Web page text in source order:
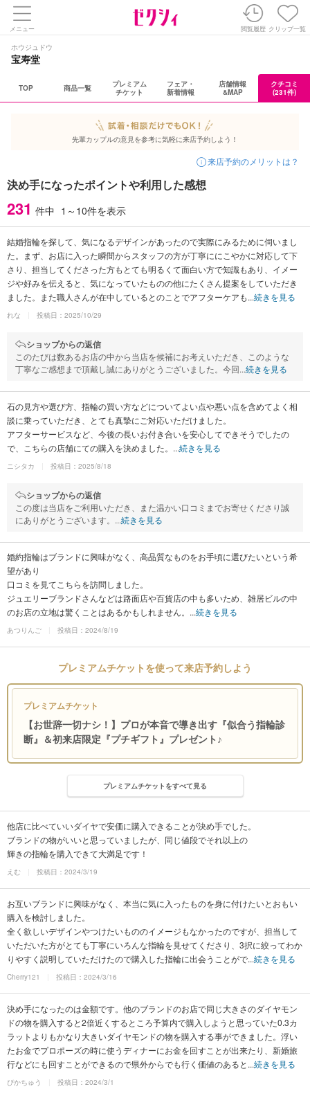
メニュー 閲覧履歴 クリップ一覧
ホウジュドウ
宝寿堂
TOP 商品一覧
プレミアム
チケット
フェア・
新着情報
店舗情報
&MAP
クチコミ
(231件)
先輩カップルの意見を参考に気軽に来店予約しよう！
来店予約のメリットは？
決め手になったポイントや利用した感想
231 件中 1～10件を表示
結婚指輪を探して、気になるデザインがあったので実際にみるために伺いまし
た。まず、お店に入った瞬間からスタッフの方が丁寧ににこやかに対応して下
さり、担当してくださった方もとても明るくて面白い方で知識もあり、イメー
ジや好みを伝えると、気になっていたものの他にたくさん提案をしていただき
ました。また職人さんが在中しているとのことでアフターケアも...続きを見る
れな 投稿日：2025/10/29
ショップからの返信
このたびは数あるお店の中から当店を候補にお考えいただき、このような
丁寧なご感想まで頂戴し誠にありがとうございました。今回...続きを見る
石の見方や選び方、指輪の買い方などについてよい点や悪い点を含めてよく相
談に乗っていただき、とても真摯にご対応いただけました。
アフターサービスなど、今後の長いお付き合いを安心してできそうでしたの
で、こちらの店舗にての購入を決めました。...続きを見る
ニシタカ 投稿日：2025/8/18
ショップからの返信
この度は当店をご利用いただき、また温かい口コミまでお寄せくださり誠
にありがとうございます。...続きを見る
婚約指輪はブランドに興味がなく、高品質なものをお手頃に選びたいという希
望があり
口コミを見てこちらを訪問しました。
ジュエリーブランドさんなどは路面店や百貨店の中も多いため、雑居ビルの中
のお店の立地は驚くことはあるかもしれません。...続きを見る
あつりんご 投稿日：2024/8/19
プレミアムチケットを使って来店予約しよう
プレミアムチケット
【お世辞一切ナシ！】プロが本音で導き出す『似合う指輪診
断』＆初来店限定『プチギフト』プレゼント♪
プレミアムチケットをすべて見る
他店に比べていいダイヤで安価に購入できることが決め手でした。
ブランドの物がいいと思っていましたが、同じ値段でそれ以上の
輝きの指輪を購入できて大満足です！
えむ 投稿日：2024/3/19
お互いブランドに興味がなく、本当に気に入ったものを身に付けたいとおもい
購入を検討しました。
全く欲しいデザインやつけたいもののイメージもなかったのですが、担当して
いただいた方がとても丁寧にいろんな指輪を見せてくださり、3択に絞ってわか
りやすく説明していただけたので購入した指輪に出会うことがで...続きを見る
Cherry121 投稿日：2024/3/16
決め手になったのは金額です。他のブランドのお店で同じ大きさのダイヤモン
ドの物を購入すると2倍近くするところ予算内で購入しようと思っていた0.3カ
ラットよりもかなり大きいダイヤモンドの物を購入する事ができました。浮い
たお金でプロポーズの時に使うディナーにお金を回すことが出来たり、新婚旅
行などにも回すことができるので県外からでも行く価値のあると...続きを見る
ぴかちゅう 投稿日：2024/3/1